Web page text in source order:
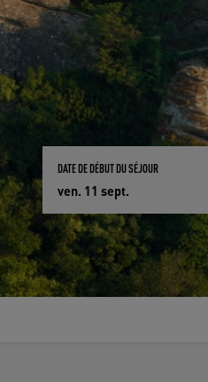
DATE DE DÉBUT DU SÉJOUR
ven. 11 sept.